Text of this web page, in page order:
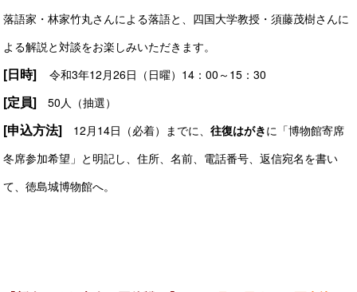
落語家・林家竹丸さんによる落語と、四国大学教授・須藤茂樹さんに
よる解説と対談をお楽しみいただきます。
[日時] 令和3年12月26日（日曜）14：00～15：30
[定員] 50人（抽選）
[申込方法] 12月14日（必着）までに、往復はがきに「博物館寄席
冬席参加希望」と明記し、住所、名前、電話番号、返信宛名を書い
て、徳島城博物館へ。